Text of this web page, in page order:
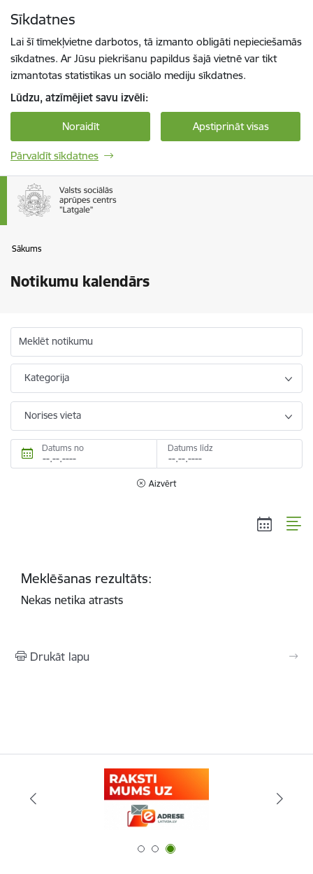
Sīkdatnes
Lai šī tīmekļvietne darbotos, tā izmanto obligāti nepieciešamās
sīkdatnes. Ar Jūsu piekrišanu papildus šajā vietnē var tikt
izmantotas statistikas un sociālo mediju sīkdatnes.
Lūdzu, atzīmējiet savu izvēli:
Noraidīt Apstiprināt visas
Pārvaldīt sīkdatnes
Sākums
Notikumu kalendārs
Meklēt notikumu
Kategorija
Norises vieta
Datums no Datums līdz
Aizvērt
Meklēšanas rezultāts:
Nekas netika atrasts
Drukāt lapu